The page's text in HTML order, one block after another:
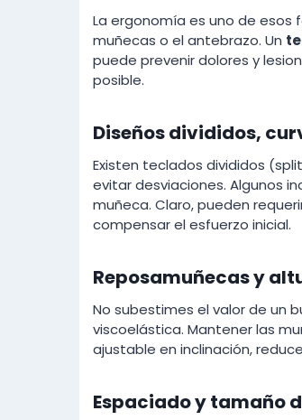
La ergonomía es uno de
muñecas o el antebrazo. Un
puede prevenir dolores y
posible.
Diseños divididos,
Existen teclados divididos
evitar desviaciones. Algunos
muñeca. Claro, pueden
compensar el esfuerzo inicial.
Reposamuñecas y
No subestimes el valor de un
viscoelástica. Mantener las
ajustable en inclinación,
Espaciado y tamaño